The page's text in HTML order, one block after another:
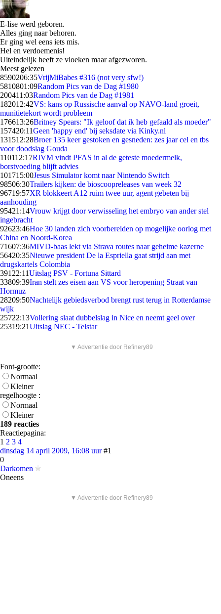
E-lise werd geboren.
Alles ging naar behoren.
Er ging wel eens iets mis.
Hel en verdoemenis!
Uiteindelijk heeft ze vloeken maar afgezworen.
Meest gelezen
8590206:35VrijMiBabes #316 (not very sfw!)
5810801:09Random Pics van de Dag #1980
200411:03Random Pics van de Dag #1981
182012:42VS: kans op Russische aanval op NAVO-land groeit,
munitietekort wordt probleem
176613:26Britney Spears: "Ik geloof dat ik heb gefaald als moeder"
157420:11Geen 'happy end' bij seksdate via Kinky.nl
131512:28Broer 135 keer gestoken en gesneden: zes jaar cel en tbs
voor doodslag Gouda
110112:17RIVM vindt PFAS in al de geteste moedermelk,
borstvoeding blijft advies
101715:00Jesus Simulator komt naar Nintendo Switch
98506:30Trailers kijken: de bioscoopreleases van week 32
96719:57XR blokkeert A12 ruim twee uur, agent gebeten bij
aanhouding
95421:14Vrouw krijgt door verwisseling het embryo van ander stel
ingebracht
92623:46Hoe 30 landen zich voorbereiden op mogelijke oorlog met
China en Noord-Korea
71607:36MIVD-baas lekt via Strava routes naar geheime kazerne
56420:35Nieuwe president De la Espriella gaat strijd aan met
drugskartels Colombia
391 22:11Uitslag PSV - Fortuna Sittard
33809:39Iran stelt zes eisen aan VS voor heropening Straat van
Hormuz
28209:50Nachtelijk gebiedsverbod brengt rust terug in Rotterdamse
wijk
25722:13Vollering slaat dubbelslag in Nice en neemt geel over
25319:21Uitslag NEC - Telstar
▼ Advertentie door Refinery89
Font-grootte:
Normaal
Kleiner
regelhoogte :
Normaal
Kleiner
189 reacties
Reactiepagina:
1 2 3 4
dinsdag 14 april 2009, 16:08 uur #1
0
Darkomen
Oneens
▼ Advertentie door Refinery89